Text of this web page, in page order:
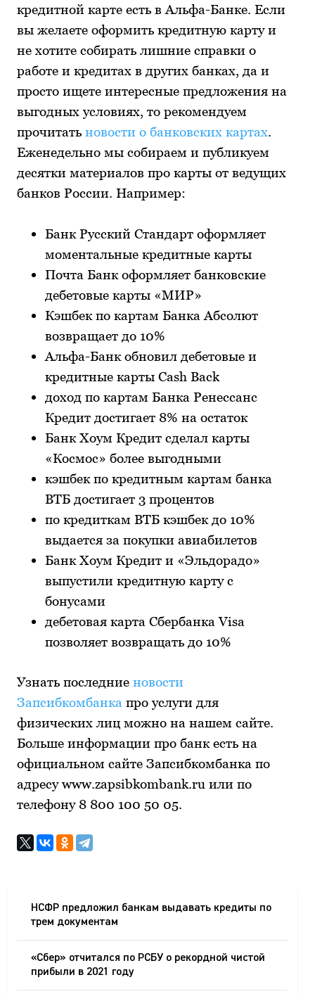
кредитной карте есть в Альфа-Банке. Если
вы желаете оформить кредитную карту и
не хотите собирать лишние справки о
работе и кредитах в других банках, да и
просто ищете интересные предложения на
выгодных условиях, то рекомендуем
прочитать новости о банковских картах.
Еженедельно мы собираем и публикуем
десятки материалов про карты от ведущих
банков России. Например:
Банк Русский Стандарт оформляет
моментальные кредитные карты
Почта Банк оформляет банковские
дебетовые карты «МИР»
Кэшбек по картам Банка Абсолют
возвращает до 10%
Альфа-Банк обновил дебетовые и
кредитные карты Cash Back
доход по картам Банка Ренессанс
Кредит достигает 8% на остаток
Банк Хоум Кредит сделал карты
«Космос» более выгодными
кэшбек по кредитным картам банка
ВТБ достигает 3 процентов
по кредиткам ВТБ кэшбек до 10%
выдается за покупки авиабилетов
Банк Хоум Кредит и «Эльдорадо»
выпустили кредитную карту с
бонусами
дебетовая карта Сбербанка Visa
позволяет возвращать до 10%
Узнать последние новости
Запсибкомбанка про услуги для
физических лиц можно на нашем сайте.
Больше информации про банк есть на
официальном сайте Запсибкомбанка по
адресу www.zapsibkombank.ru или по
телефону 8 800 100 50 05.
НСФР предложил банкам выдавать кредиты по
трем документам
«Сбер» отчитался по РСБУ о рекордной чистой
прибыли в 2021 году